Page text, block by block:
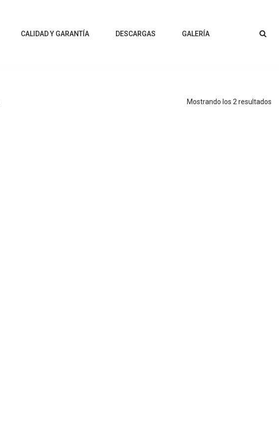
CALIDAD Y GARANTÍA DESCARGAS GALERÍA
Mostrando los 2 resultados